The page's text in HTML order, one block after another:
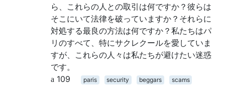
ら、これらの人との取引は何ですか？彼らは
そこにいて法律を破っていますか？それらに
対処する最良の方法は何ですか？私たちはパ
リのすべて、特にサクレクールを愛していま
すが、これらの人々は私たちが避けたい迷惑
です。
109
paris security beggars scams